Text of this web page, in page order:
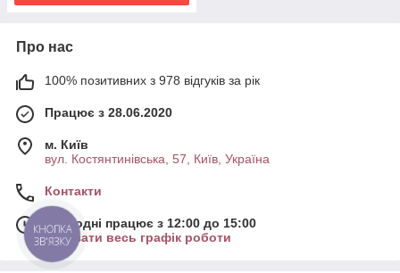
Про нас
100% позитивних з 978 відгуків за рік
Працює з 28.06.2020
м. Київ
вул. Костянтинівська, 57, Київ, Україна
Контакти
Сьогодні працює з 12:00 до 15:00
Показати весь графік роботи
КНОПКА
ЗВ'ЯЗКУ